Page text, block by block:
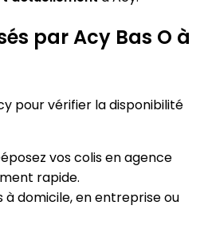
par Acy Bas O à
pour vérifier la disponibilité
vos colis en agence
rapide.
à domicile, en entreprise ou